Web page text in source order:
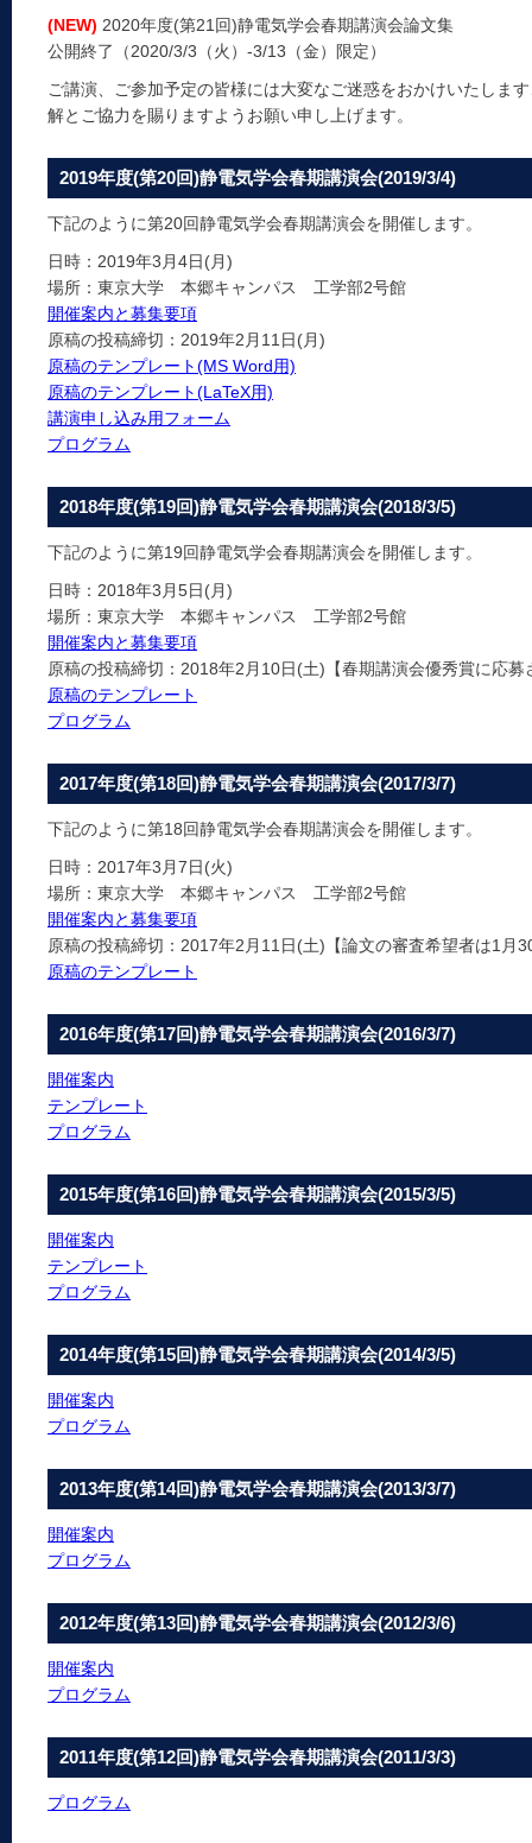
(NEW) 2020年度(第21回)静電気学会春期講演会論文集
公開終了（2020/3/3（火）-3/13（金）限定）
ご講演、ご参加予定の皆様には大変なご迷惑をおかけいたしま
解とご協力を賜りますようお願い申し上げます。
2019年度(第20回)静電気学会春期講演会(2019/3/4)
下記のように第20回静電気学会春期講演会を開催します。
日時：2019年3月4日(月)
場所：東京大学 本郷キャンパス 工学部2号館
開催案内と募集要項
原稿の投稿締切：2019年2月11日(月)
原稿のテンプレート(MS Word用)
原稿のテンプレート(LaTeX用)
講演申し込み用フォーム
プログラム
2018年度(第19回)静電気学会春期講演会(2018/3/5)
下記のように第19回静電気学会春期講演会を開催します。
日時：2018年3月5日(月)
場所：東京大学 本郷キャンパス 工学部2号館
開催案内と募集要項
原稿の投稿締切：2018年2月10日(土)【春期講演会優秀賞に応
原稿のテンプレート
プログラム
2017年度(第18回)静電気学会春期講演会(2017/3/7)
下記のように第18回静電気学会春期講演会を開催します。
日時：2017年3月7日(火)
場所：東京大学 本郷キャンパス 工学部2号館
開催案内と募集要項
原稿の投稿締切：2017年2月11日(土)【論文の審査希望者は1月
原稿のテンプレート
2016年度(第17回)静電気学会春期講演会(2016/3/7)
開催案内
テンプレート
プログラム
2015年度(第16回)静電気学会春期講演会(2015/3/5)
開催案内
テンプレート
プログラム
2014年度(第15回)静電気学会春期講演会(2014/3/5)
開催案内
プログラム
2013年度(第14回)静電気学会春期講演会(2013/3/7)
開催案内
プログラム
2012年度(第13回)静電気学会春期講演会(2012/3/6)
開催案内
プログラム
2011年度(第12回)静電気学会春期講演会(2011/3/3)
プログラム